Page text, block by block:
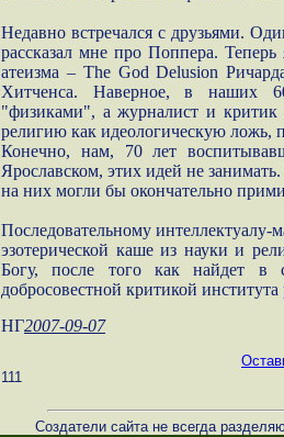
Недавно встречался с друзьями.
рассказал мне про Поппера.
атеизма – The God Delusion
Хитченса. Наверное, в наших
"физиками", а журналист и
религию как идеологическую
Конечно, нам, 70 лет
Ярославском, этих идей не
на них могли бы окончательно
Последовательному интеллектуалу-
эзотерической каше из науки и
Богу, после того как найдет в
добросовестной критикой
НГ2007-09-07
111
Создатели сайта не всегда